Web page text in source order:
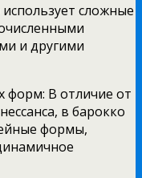
сложные
и другими
форм: В отличие от
в барокко
формы,